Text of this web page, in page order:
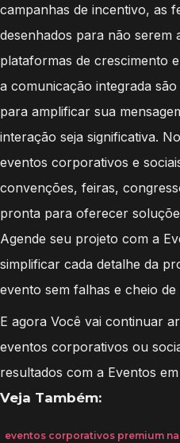
campanhas de incentivo, as
desenhados para não serem
plataformas de crescimento
a comunicação integrada
para amplificar sua
interação seja significativa.
eventos corporativos e
convenções, feiras,
pronta para oferecer
Agende seu projeto com a
simplificar cada detalhe da
evento sem falhas e cheio de
E agora Você vai continuar
eventos corporativos ou
resultados com a Eventos
Veja Também:
eventos corporativos premium